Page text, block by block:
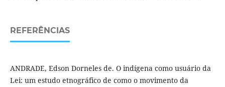
REFERÊNCIAS
ANDRADE, Edson Dorneles de. O indígena como usuário da
Lei: um estudo etnográfico de como o movimento da